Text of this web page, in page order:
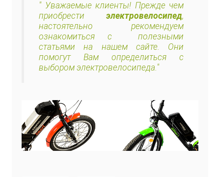
" Уважаемые клиенты! Прежде чем
приобрести электровелосипед,
настоятельно рекомендуем
ознакомиться с полезными
статьями на нашем сайте. Они
помогут Вам определиться с
выбором электровелосипеда."